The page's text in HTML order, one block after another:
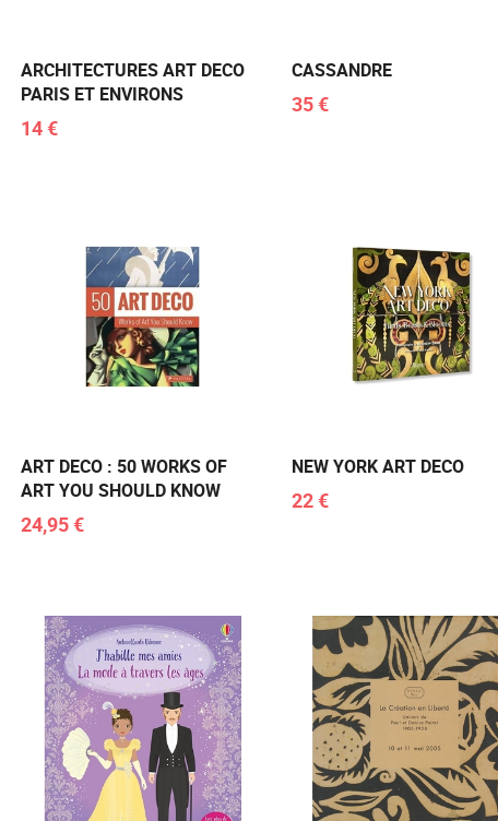
ARCHITECTURES ART DECO
PARIS ET ENVIRONS
14 €
CASSANDRE
35 €
ART DECO : 50 WORKS OF
ART YOU SHOULD KNOW
24,95 €
NEW YORK ART DECO
22 €